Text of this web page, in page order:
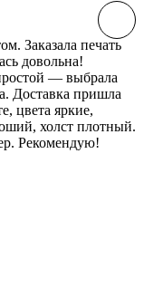
Заказала печать
довольна!
— выбрала
Доставка пришла
цвета яркие,
холст плотный.
Рекомендую!